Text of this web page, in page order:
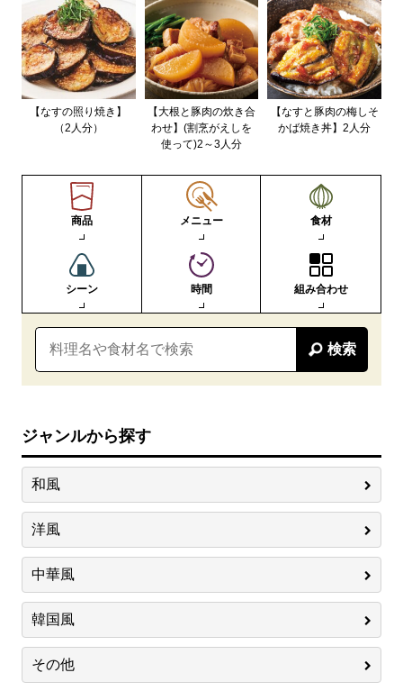
【なすの照り焼き】
（2人分）
【大根と豚肉の炊き合
わせ】(割烹がえしを
使って)2～3人分
【なすと豚肉の梅しそ
かば焼き丼】2人分
商品 メニュー 食材
シーン 時間 組み合わせ
検索
ジャンルから探す
和風
洋風
中華風
韓国風
その他